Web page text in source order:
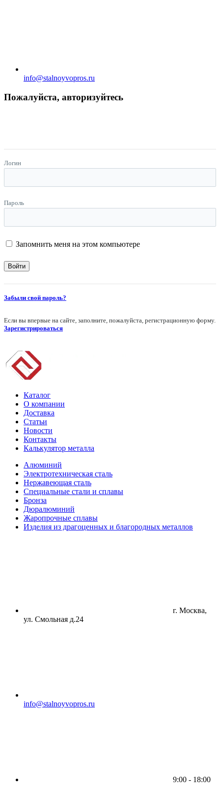
info@stalnoyvopros.ru
Пожалуйста, авторизуйтесь
Логин
Пароль
Запомнить меня на этом компьютере
Забыли свой пароль?
Если вы впервые на сайте, заполните, пожалуйста, регистрационную форму.
Зарегистрироваться
Каталог
О компании
Доставка
Статьи
Новости
Контакты
Калькулятор металла
Алюминий
Электротехническая сталь
Нержавеющая сталь
Специальные стали и сплавы
Бронза
Дюралюминий
Жаропрочные сплавы
Изделия из драгоценных и благородных металлов
г. Москва,
ул. Смольная д.24
info@stalnoyvopros.ru
9:00 - 18:00